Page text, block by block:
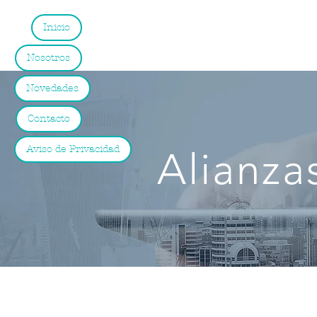
Inicio
Nosotros
Novedades
Contacto
Aviso de Privacidad